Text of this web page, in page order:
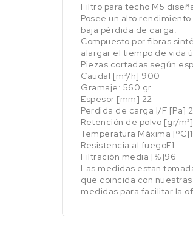
Filtro para techo M5
Posee un alto
baja pérdida de carga.
Compuesto por fibras
alargar el tiempo de vida
Piezas cortadas según
Caudal [m³/h] 900
Gramaje: 560 gr.
Espesor [mm] 22
Perdida de carga I/F [Pa]
Retención de polvo [gr/
Temperatura Máxima
Resistencia al fuegoF1
Filtración media [%]96
Las medidas estan
que coincida con
medidas para facilitar la